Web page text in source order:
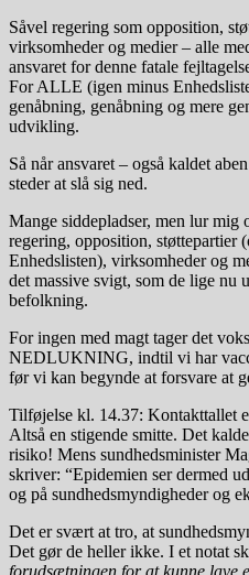
Såvel regering som opposition,
virksomheder og medier – alle
ansvaret for denne fatale
For ALLE (igen minus
genåbning, genåbning og mere
udvikling.
Så når ansvaret – også kaldet
steder at slå sig ned.
Mange siddepladser, men lur
regering, opposition, støttepartier
Enhedslisten), virksomheder og
det massive svigt, som de lige nu
befolkning.
For ingen med magt tager det
NEDLUKNING, indtil vi har
før vi kan begynde at forsvare at
Tilføjelse kl. 14.37: Kontakttallet
Altså en stigende smitte. Det
risiko! Mens sundhedsminister
skriver: “Epidemien ser dermed
og på sundhedsmyndigheder og
Det er svært at tro, at
Det gør de heller ikke. I et notat
forudsætningen for at kunne lave